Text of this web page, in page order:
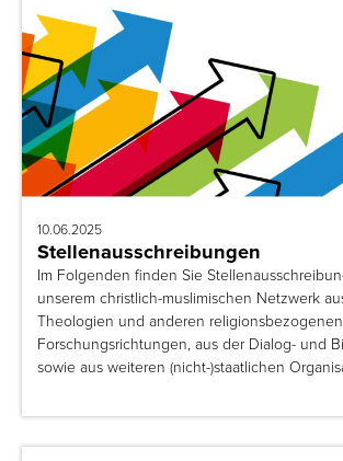
10.06.2025
Stellenausschreibungen
Im Folgenden finden Sie
unserem christlich-muslimischen Netzwerk
Theologien und anderen religionsbezogenen
Forschungsrichtungen, aus der Dialog- und
sowie aus weiteren (nicht-)staatlichen